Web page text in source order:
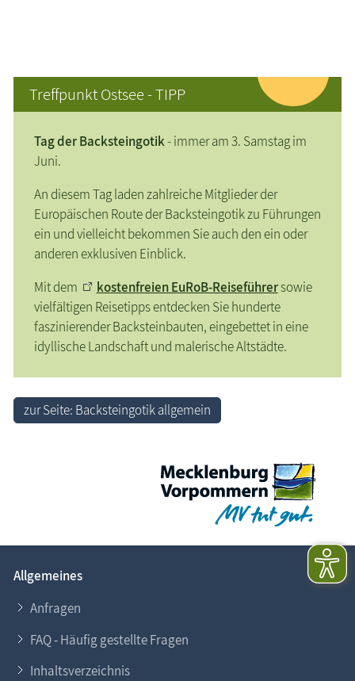
Treffpunkt Ostsee - TIPP
Tag der Backsteingotik- immer am 3. Samstag im
Juni.
An diesem Tag laden zahlreiche Mitglieder der
Europäischen Route der Backsteingotik zu Führungen
ein und vielleicht bekommen Sie auch den ein oder
anderen exklusiven Einblick.
Mit dem
kostenfreien EuRoB-Reiseführersowie
vielfältigen Reisetipps entdecken Sie hunderte
faszinierender Backsteinbauten, eingebettet in eine
idyllische Landschaft und malerische Altstädte.
zur Seite: Backsteingotik allgemein
Allgemeines
Anfragen
FAQ - Häufig gestellte Fragen
Inhaltsverzeichnis